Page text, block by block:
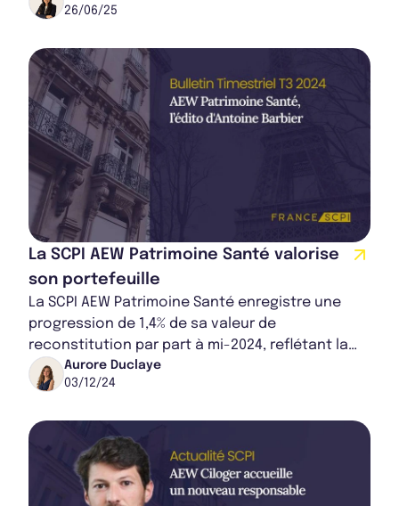
26/06/25
La SCPI AEW Patrimoine Santé valorise
son portefeuille
La SCPI AEW Patrimoine Santé enregistre une
progression de 1,4% de sa valeur de
reconstitution par part à mi-2024, reflétant la
solidité de son portefeuille immobilier axé sur la
s...
Aurore Duclaye
03/12/24